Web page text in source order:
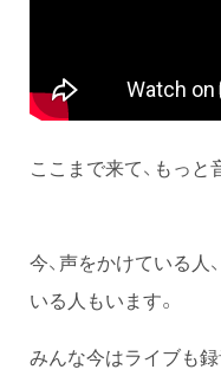
ここまで来て、もっと
今、声をかけている人
いる人もいます。
みんな今はライブも